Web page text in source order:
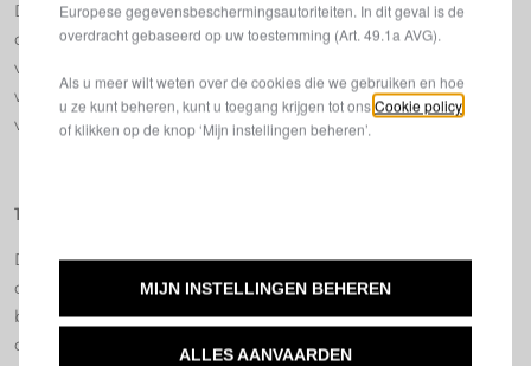
De prijs is die van het tarief dat van kracht is op de dag van
ondertekening van het Contract, beschikbaar in de
verkoopvestiging. Het is een vaste en definitieve prijs die
wordt vastgesteld voor de duur van het Contract, onder
voorbehoud van het ondertekenen van aanhangsels.
1.5.2 Betaling
De betaling van de prijs moet gebeuren bij de
ondertekening van het Contract, onverminderd de
bepalingen die van toepassing zijn in geval van
ondertekening van het Contract buiten de vestiging.
Europese gegevensbeschermingsautoriteiten. In dit geval is de
overdracht gebaseerd op uw toestemming (Art. 49.1a AVG).
Als u meer wilt weten over de cookies die we gebruiken en hoe
u ze kunt beheren, kunt u toegang krijgen tot onsCookie policy
of klikken op de knop ‘Mijn instellingen beheren’.
MIJN INSTELLINGEN BEHEREN
ALLES AANVAARDEN